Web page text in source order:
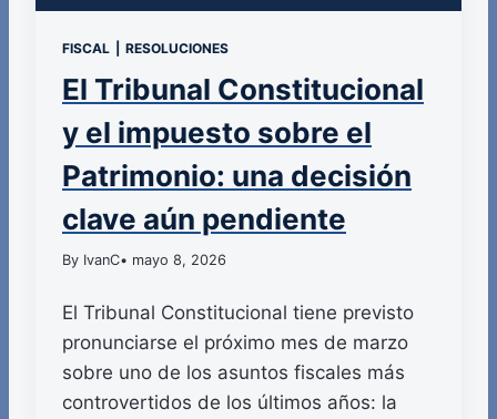
FISCAL RESOLUCIONES
El Tribunal Constitucional
y el impuesto sobre el
Patrimonio: una decisión
clave aún pendiente
By IvanC• mayo 8, 2026
El Tribunal Constitucional tiene previsto
pronunciarse el próximo mes de marzo
sobre uno de los asuntos fiscales más
controvertidos de los últimos años: la